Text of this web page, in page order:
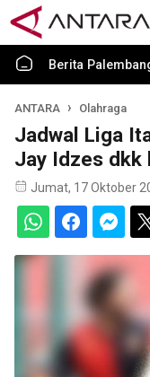
Berita
ANTARA Olahraga
Jadwal Liga
Jay Idzes dkk
Jumat, 17 Oktober